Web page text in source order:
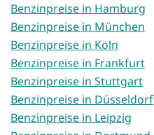
Benzinpreise in Hamburg
Benzinpreise in München
Benzinpreise in Köln
Benzinpreise in Frankfurt
Benzinpreise in Stuttgart
Benzinpreise in Düsseldorf
Benzinpreise in Leipzig